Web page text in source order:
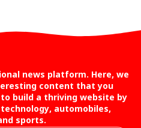
news platform. Here, we
content that you
build a thriving website by
automobiles,
sports.